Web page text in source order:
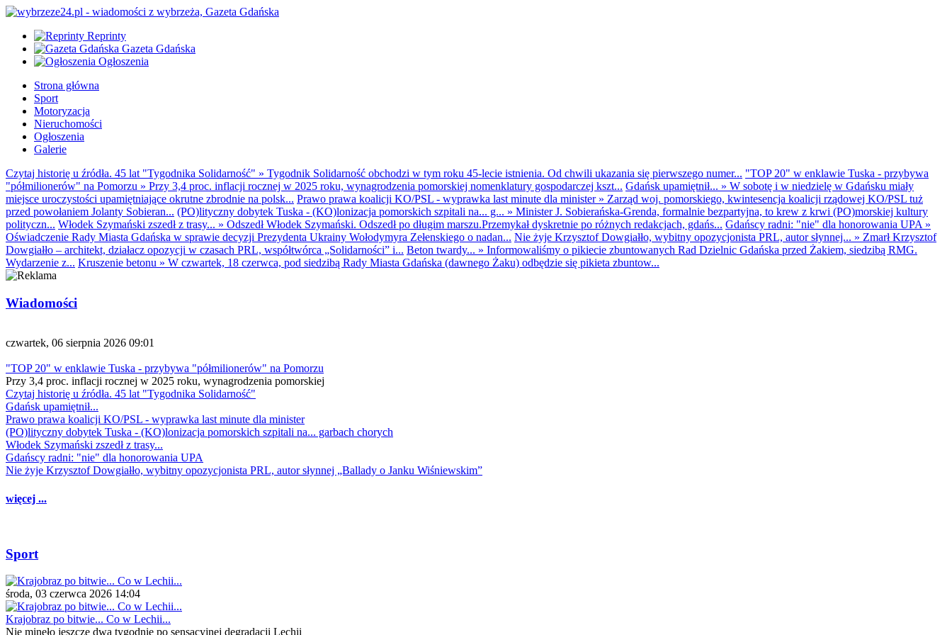
Reprinty
Gazeta Gdańska
Ogłoszenia
Strona główna
Sport
Motoryzacja
Nieruchomości
Ogłoszenia
Galerie
Czytaj historię u źródła. 45 lat "Tygodnika Solidarność" » Tygodnik Solidarność obchodzi w tym roku 45-lecie istnienia. Od chwili ukazania się pierwszego numer... "TOP 20" w enklawie Tuska - przybywa
"półmilionerów" na Pomorzu » Przy 3,4 proc. inflacji rocznej w 2025 roku, wynagrodzenia pomorskiej nomenklatury gospodarczej kszt... Gdańsk upamiętnił... » W sobotę i w niedzielę w Gdańsku miały
miejsce uroczystości upamiętniające okrutne zbrodnie na polsk... Prawo prawa koalicji KO/PSL - wyprawka last minute dla minister» Zarząd woj. pomorskiego, kwintesencja koalicji rządowej KO/PSL tuż
przed powołaniem Jolanty Sobieran... (PO)lityczny dobytek Tuska - (KO)lonizacja pomorskich szpitali na... g... » Minister J. Sobierańska-Grenda, formalnie bezpartyjna, to krew z krwi (PO)morskiej kultury
polityczn... Włodek Szymański zszedł z trasy... » Odszedł Włodek Szymański. Odszedł po długim marszu.Przemykał dyskretnie po różnych redakcjach, gdańs... Gdańscy radni: "nie" dla honorowania UPA »
Oświadczenie Rady Miasta Gdańska w sprawie decyzji Prezydenta Ukrainy Wołodymyra Zełenskiego o nadan... Nie żyje Krzysztof Dowgiałło, wybitny opozycjonista PRL, autor słynnej... » Zmarł Krzysztof
Dowgiałło – architekt, działacz opozycji w czasach PRL, współtwórca „Solidarności” i... Beton twardy... » Informowaliśmy o pikiecie zbuntowanych Rad Dzielnic Gdańska przed Żakiem, siedzibą RMG.
Wydarzenie z... Kruszenie betonu » W czwartek, 18 czerwca, pod siedzibą Rady Miasta Gdańska (dawnego Żaku) odbędzie się pikieta zbuntow...
Wiadomości
czwartek, 06 sierpnia 2026 09:01
"TOP 20" w enklawie Tuska - przybywa "półmilionerów" na Pomorzu
Przy 3,4 proc. inflacji rocznej w 2025 roku, wynagrodzenia pomorskiej
Czytaj historię u źródła. 45 lat "Tygodnika Solidarność"
Gdańsk upamiętnił...
Prawo prawa koalicji KO/PSL - wyprawka last minute dla minister
(PO)lityczny dobytek Tuska - (KO)lonizacja pomorskich szpitali na... garbach chorych
Włodek Szymański zszedł z trasy...
Gdańscy radni: "nie" dla honorowania UPA
Nie żyje Krzysztof Dowgiałło, wybitny opozycjonista PRL, autor słynnej „Ballady o Janku Wiśniewskim”
więcej ...
Sport
środa, 03 czerwca 2026 14:04
Krajobraz po bitwie... Co w Lechii...
Nie minęło jeszcze dwa tygodnie po sensacyjnej degradacji Lechii